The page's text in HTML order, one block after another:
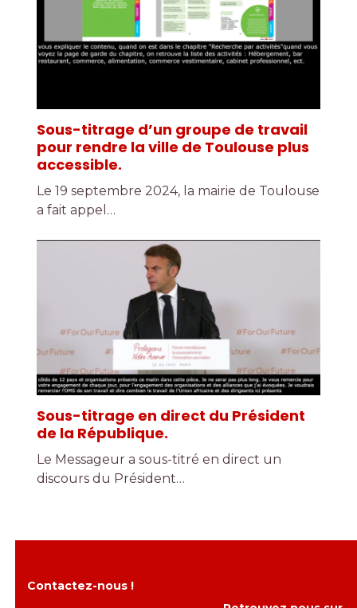
Sous-titrage d’un groupe de travail
pour rendre la ville de Toulouse plus
accessible.
Le 19 septembre 2024, la mairie de Toulouse
a fait appel…
Sous-titrage en direct du Président
de la République.
Le Messageur a sous-titré en direct un
discours du Président…
Contactez-nous !